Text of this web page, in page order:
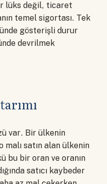
lüks değil, ticaret
temel sigortası. Tek
gösterişli durur
devrilmek
var. Bir ülkenin
satın alan ülkenin
bu bir oran ve oranın
satıcı kaybeder